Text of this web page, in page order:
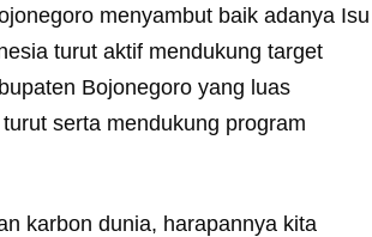
menyambut baik adanya Isu
turut aktif mendukung target
Bojonegoro yang luas
serta mendukung program
karbon dunia, harapannya kita